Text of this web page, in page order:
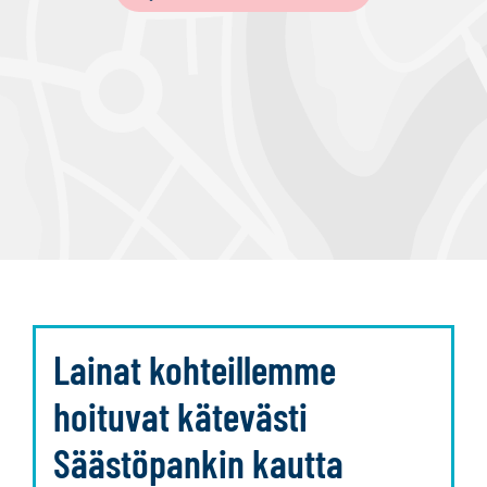
Lainat kohteillemme
hoituvat kätevästi
Säästöpankin kautta